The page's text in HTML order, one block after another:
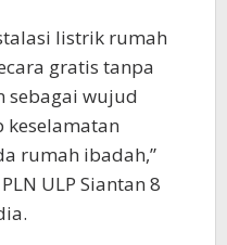
listrik rumah
gratis tanpa
wujud
rumah ibadah,”
ULP Siantan 8